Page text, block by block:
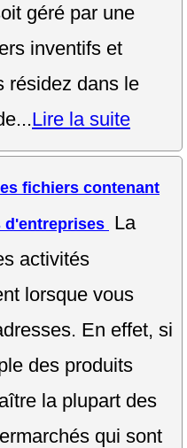
géré par une
inventifs et
résidez dans le
Lire la suite
fichiers contenant
d'entreprises La
activités
lorsque vous
En effet, si
des produits
la plupart des
qui sont